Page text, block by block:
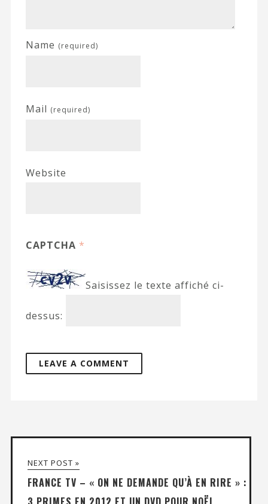
Name (required)
Mail (required)
Website
CAPTCHA *
Saisissez le texte affiché ci-
dessus:
NEXT POST »
FRANCE TV – « ON NE DEMANDE QU’À EN RIRE » :